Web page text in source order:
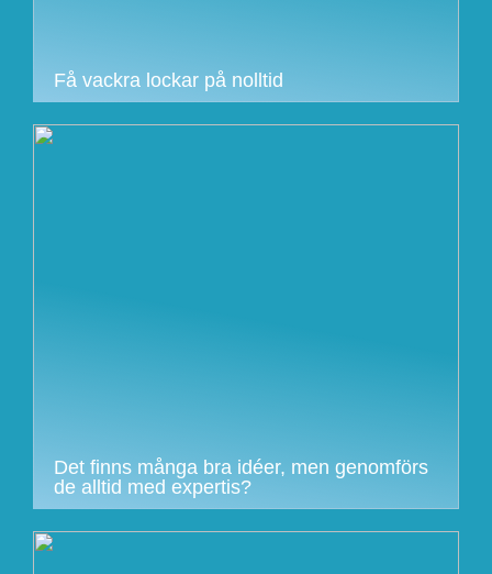
Få vackra lockar på nolltid
Det finns många bra idéer, men genomförs
de alltid med expertis?